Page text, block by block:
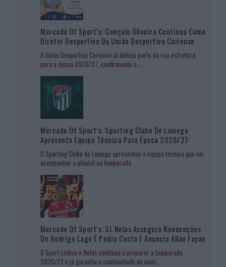
Mercado Of Sport’s: Gonçalo Oliveira Continua Como
Diretor Desportivo Da União Desportiva Cariense
A União Desportiva Cariense já definiu parte da sua estrutura
para a época 2026/27, confirmando a
Mercado Of Sport’s: Sporting Clube De Lamego
Apresenta Equipa Técnica Para Época 2026/27
O Sporting Clube de Lamego apresentou a equipa técnica que vai
acompanhar o plantel na temporada
Mercado Of Sport’s: SL Nelas Assegura Renovações
De Rodrigo Lage E Pedro Costa E Anuncia Allan Fayan
O Sport Lisboa e Nelas continua a preparar a temporada
2026/27 e já garantiu a continuidade de mais